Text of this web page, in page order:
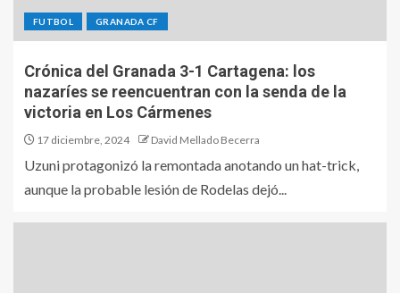
FUTBOL GRANADA CF
Crónica del Granada 3-1 Cartagena: los
nazaríes se reencuentran con la senda de la
victoria en Los Cármenes
17 diciembre, 2024 David Mellado Becerra
Uzuni protagonizó la remontada anotando un hat-trick,
aunque la probable lesión de Rodelas dejó...